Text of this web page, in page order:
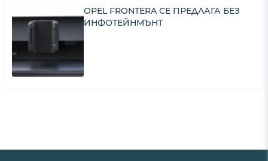
OPEL FRONTERA СЕ ПРЕДЛАГА БЕЗ
ИНФОТЕЙНМЪНТ